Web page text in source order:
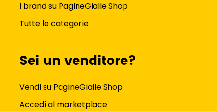
I brand su PagineGialle Shop
Tutte le categorie
Sei un venditore?
Vendi su PagineGialle Shop
Accedi al marketplace